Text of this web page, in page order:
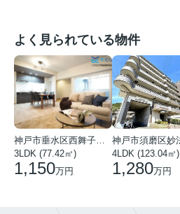
よく見られている物件
3LDK (77.42㎡)
1,150万円
4LDK (123.04㎡)
1,280万円